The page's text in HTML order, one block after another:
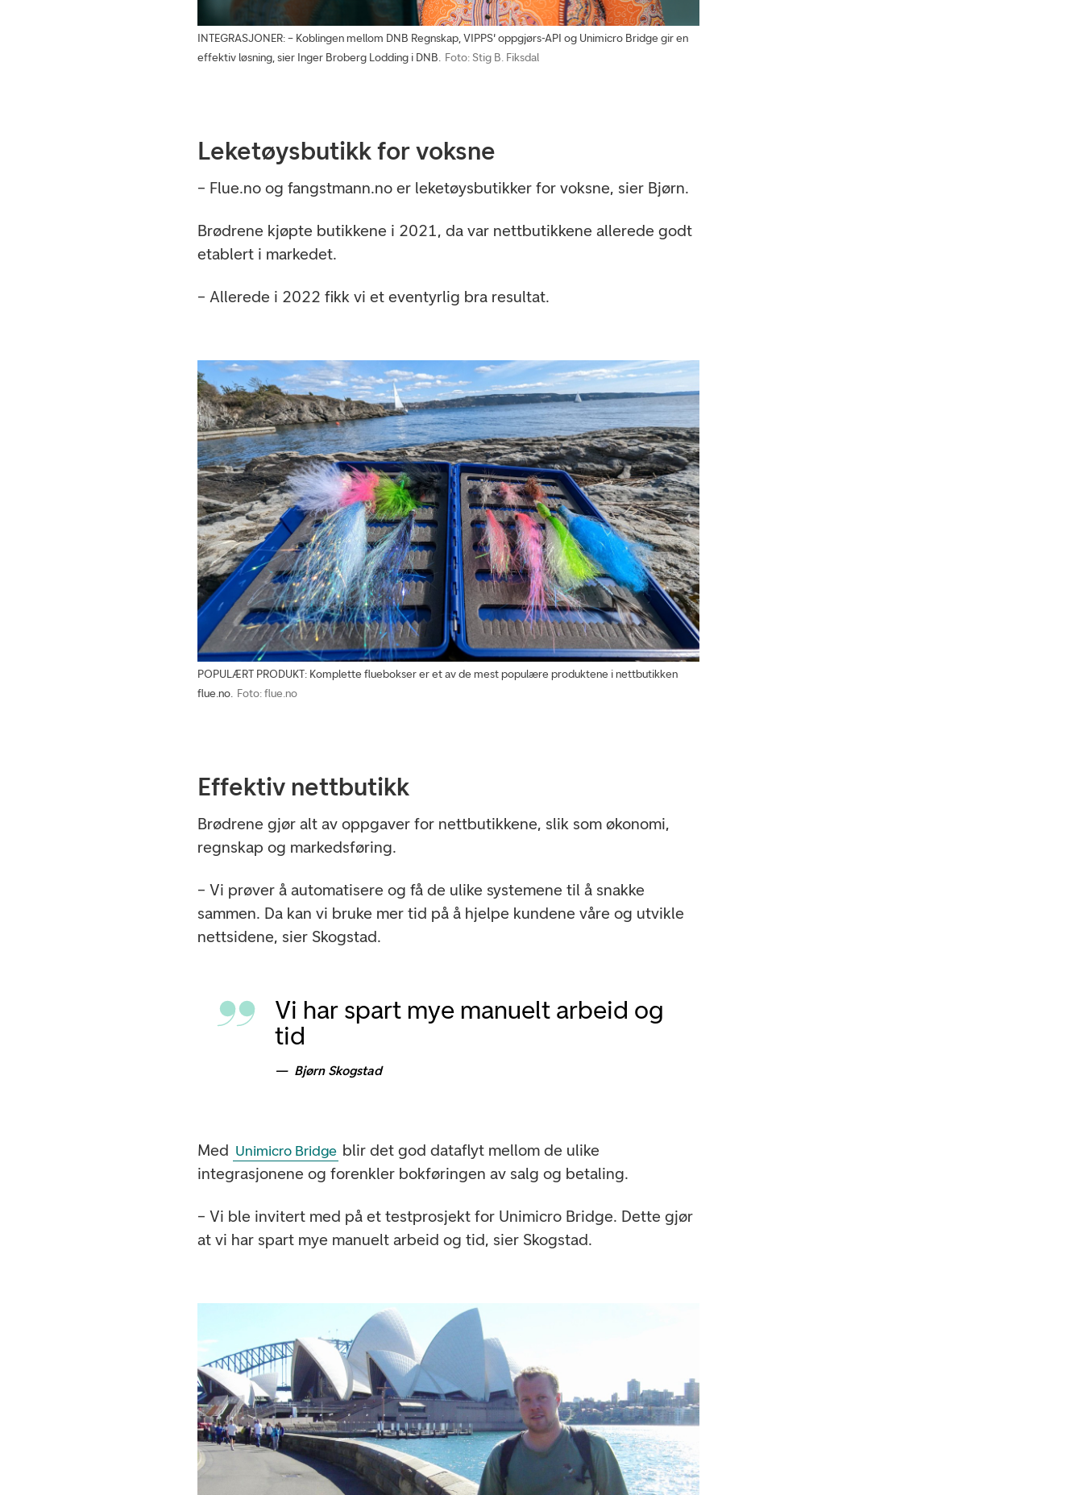
INTEGRASJONER: – Koblingen mellom DNB Regnskap, VIPPS' oppgjørs-API og Unimicro Bridge gir en
effektiv løsning, sier Inger Broberg Lodding i DNB. Foto: Stig B. Fiksdal
Leketøysbutikk for voksne
– Flue.no og fangstmann.no er leketøysbutikker for voksne, sier Bjørn.
Brødrene kjøpte butikkene i 2021, da var nettbutikkene allerede godt
etablert i markedet.
– Allerede i 2022 fikk vi et eventyrlig bra resultat.
POPULÆRT PRODUKT: Komplette fluebokser er et av de mest populære produktene i nettbutikken
flue.no. Foto: flue.no
Effektiv nettbutikk
Brødrene gjør alt av oppgaver for nettbutikkene, slik som økonomi,
regnskap og markedsføring.
– Vi prøver å automatisere og få de ulike systemene til å snakke
sammen. Da kan vi bruke mer tid på å hjelpe kundene våre og utvikle
nettsidene, sier Skogstad.
Vi har spart mye manuelt arbeid og
tid
Bjørn Skogstad
Med Unimicro Bridge blir det god dataflyt mellom de ulike
integrasjonene og forenkler bokføringen av salg og betaling.
– Vi ble invitert med på et testprosjekt for Unimicro Bridge. Dette gjør
at vi har spart mye manuelt arbeid og tid, sier Skogstad.